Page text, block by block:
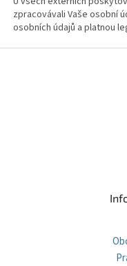
zpracovávali Vaše osobní
osobních údajů a platnou